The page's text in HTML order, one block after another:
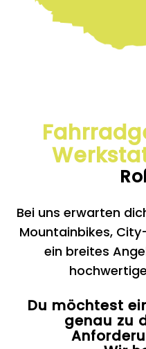
Bei uns erwarten
Mountainbikes,
ein breites
Du möchtest
genau zu